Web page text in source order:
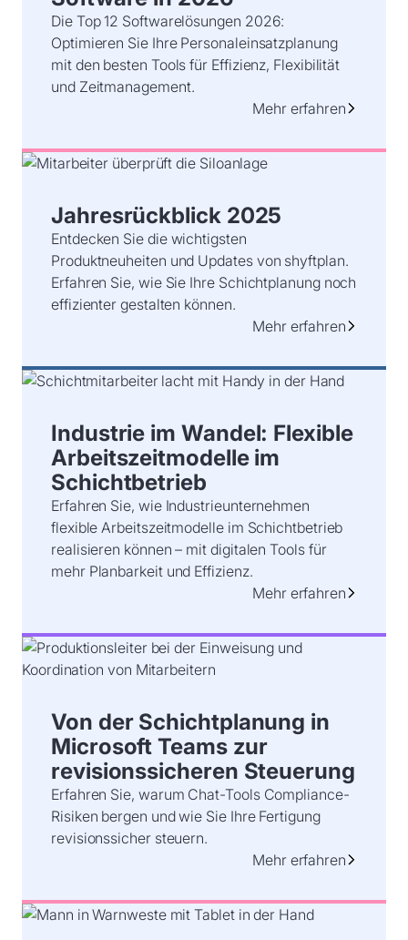
Die Top 12 Softwarelösungen 2026:
Optimieren Sie Ihre Personaleinsatzplanung
mit den besten Tools für Effizienz, Flexibilität
und Zeitmanagement.
Mehr erfahren
Jahresrückblick 2025
Entdecken Sie die wichtigsten
Produktneuheiten und Updates von shyftplan.
Erfahren Sie, wie Sie Ihre Schichtplanung noch
effizienter gestalten können.
Mehr erfahren
Industrie im Wandel: Flexible
Arbeitszeitmodelle im
Schichtbetrieb
Erfahren Sie, wie Industrieunternehmen
flexible Arbeitszeitmodelle im Schichtbetrieb
realisieren können – mit digitalen Tools für
mehr Planbarkeit und Effizienz.
Mehr erfahren
Von der Schichtplanung in
Microsoft Teams zur
revisionssicheren Steuerung
Erfahren Sie, warum Chat-Tools Compliance-
Risiken bergen und wie Sie Ihre Fertigung
revisionssicher steuern.
Mehr erfahren